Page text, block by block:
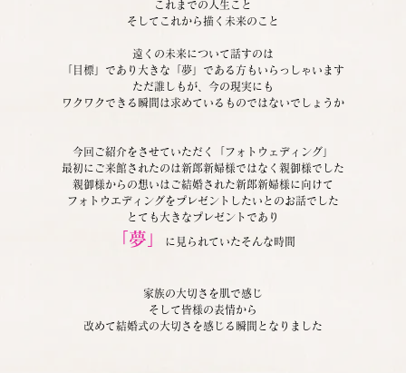
これまでの人生こと
そしてこれから描く未来のこと
遠くの未来について話すのは
「目標」であり大きな「夢」である方もいらっしゃいます
ただ誰しもが、今の現実にも
ワクワクできる瞬間は求めているものではないでしょうか
今回ご紹介をさせていただく「フォトウェディング」
最初にご来館されたのは新郎新婦様ではなく親御様でした
親御様からの想いはご結婚された新郎新婦様に向けて
フォトウエディングをプレゼントしたいとのお話でした
とても大きなプレゼントであり
「夢」 に見られていたそんな時間
家族の大切さを肌で感じ
そして皆様の表情から
改めて結婚式の大切さを感じる瞬間となりました